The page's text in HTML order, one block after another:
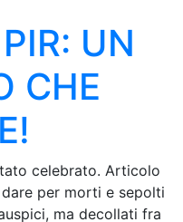
UN
CHE
celebrato. Articolo
per morti e sepolti
ma decollati fra